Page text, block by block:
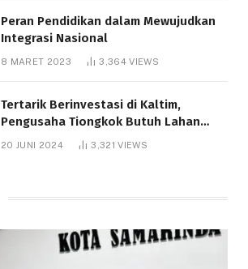
Peran Pendidikan dalam Mewujudkan
Integrasi Nasional
8 MARET 2023 3,364VIEWS
Tertarik Berinvestasi di Kaltim,
Pengusaha Tiongkok Butuh Lahan
1.000 Hektare
20 JUNI 2024 3,321VIEWS